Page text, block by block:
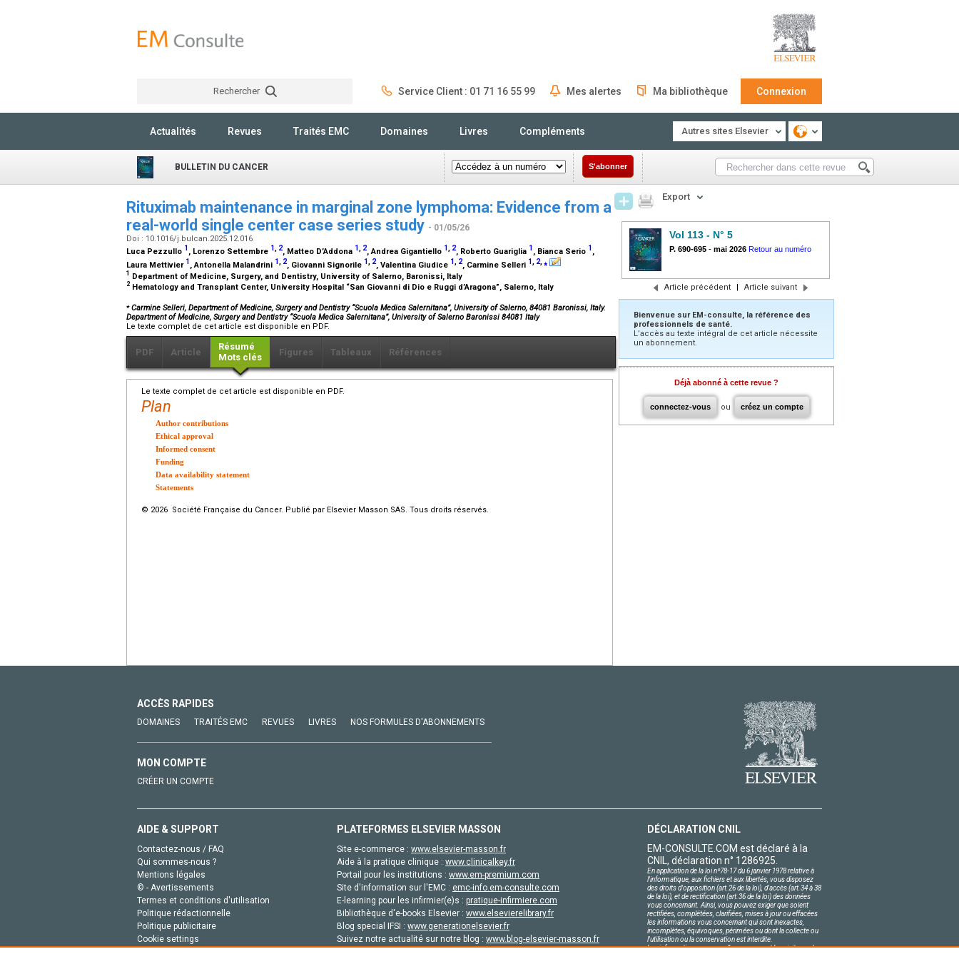
Rechercher Service Client : 01 71 16 55 99 Mes alertes Ma bibliothèque Connexion
Actualités Revues Traités EMC Domaines Livres Compléments Autres sites Elsevier
BULLETIN DU CANCER S'abonner
Rituximab maintenance in marginal zone lymphoma: Evidence from a
real-world single center case series study - 01/05/26
Doi : 10.1016/j.bulcan.2025.12.016
Luca Pezzullo 1 , Lorenzo Settembre 1 2, Matteo D’Addona 1 2, Andrea Gigantiello 1 2, Roberto Guariglia 1 , Bianca Serio 1 ,
Laura Mettivier 1 , Antonella Malandrini 1 2, Giovanni Signorile 1 2, Valentina Giudice 1 2, Carmine Selleri 1 2 ⁎
1 Department of Medicine, Surgery, and Dentistry, University of Salerno, Baronissi, Italy
2 Hematology and Transplant Center, University Hospital “San Giovanni di Dio e Ruggi d’Aragona”, Salerno, Italy
⁎Carmine Selleri, Department of Medicine, Surgery and Dentistry “Scuola Medica Salernitana”, University of Salerno, 84081 Baronissi, Italy.
Department of Medicine, Surgery and Dentistry “Scuola Medica Salernitana”, University of Salerno Baronissi 84081 Italy
Le texte complet de cet article est disponible en PDF.
PDF Article
Résumé
Mots clés
Figures Tableaux Références
Le texte complet de cet article est disponible en PDF.
Plan
Author contributions
Ethical approval
Informed consent
Funding
Data availability statement
Statements
© 2026 Société Française du Cancer. Publié par Elsevier Masson SAS. Tous droits réservés.
Export
Vol 113 - N° 5
P. 690-695 - mai 2026 Retour au numéro
Article précédent | Article suivant
Bienvenue sur EM-consulte, la référence des
professionnels de santé.
L’accès au texte intégral de cet article nécessite
un abonnement.
Déjà abonné à cette revue ?
connectez-vous ou créez un compte
ACCÈS RAPIDES
DOMAINES TRAITÉS EMC REVUES LIVRES NOS FORMULES D'ABONNEMENTS
MON COMPTE
CRÉER UN COMPTE
AIDE & SUPPORT
Contactez-nous / FAQ
Qui sommes-nous ?
Mentions légales
© - Avertissements
Termes et conditions d'utilisation
Politique rédactionnelle
Politique publicitaire
Cookie settings
PLATEFORMES ELSEVIER MASSON
Site e-commerce : www.elsevier-masson.fr
Aide à la pratique clinique : www.clinicalkey.fr
Portail pour les institutions : www.em-premium.com
Site d'information sur l'EMC : emc-info.em-consulte.com
E-learning pour les infirmier(e)s : pratique-infirmiere.com
Bibliothèque d'e-books Elsevier : www.elsevierelibrary.fr
Blog special IFSI : www.generationelsevier.fr
Suivez notre actualité sur notre blog : www.blog-elsevier-masson.fr
DÉCLARATION CNIL
EM-CONSULTE.COM est déclaré à la
CNIL, déclaration n° 1286925.
En application de la loi nº78-17 du 6 janvier 1978 relative à
l'informatique, aux fichiers et aux libertés, vous disposez
des droits d'opposition (art.26 de la loi), d'accès (art.34 à 38
de la loi), et de rectification (art.36 de la loi) des données
vous concernant. Ainsi, vous pouvez exiger que soient
rectifiées, complétées, clarifiées, mises à jour ou effacées
les informations vous concernant qui sont inexactes,
incomplètes, équivoques, périmées ou dont la collecte ou
l'utilisation ou la conservation est interdite.
Les informations personnelles concernant les visiteurs de